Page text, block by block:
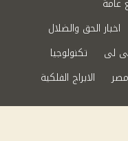
عامة
اخبار الحق والضلال
لى
تكنولوجيا
الابراج الفلكية